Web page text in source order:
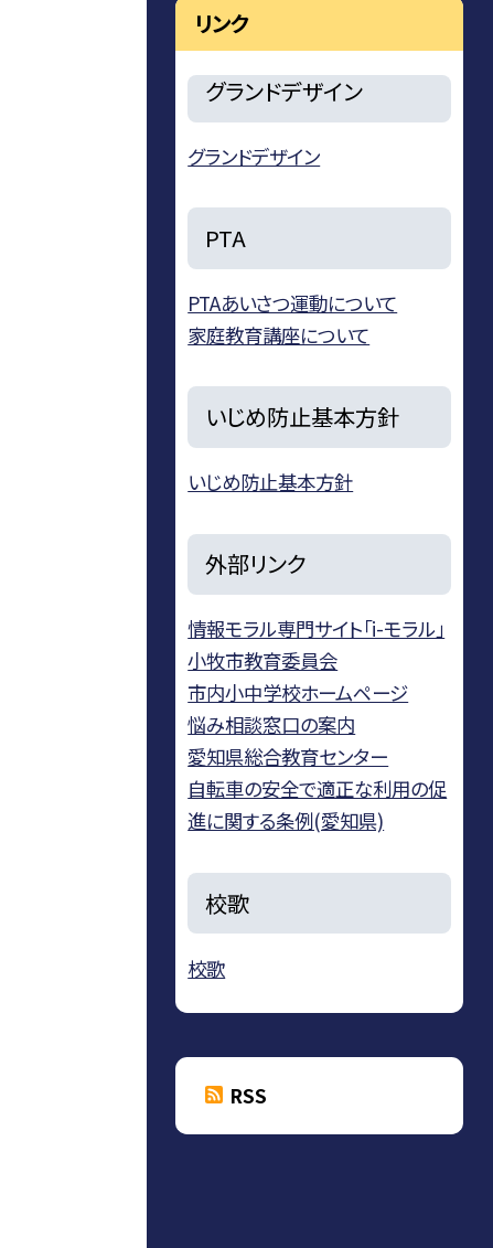
リンク
グランドデザイン
グランドデザイン
PTA
PTAあいさつ運動について
家庭教育講座について
いじめ防止基本方針
いじめ防止基本方針
外部リンク
情報モラル専門サイト「i-モラル」
小牧市教育委員会
市内小中学校ホームページ
悩み相談窓口の案内
愛知県総合教育センター
自転車の安全で適正な利用の促
進に関する条例(愛知県)
校歌
校歌
RSS